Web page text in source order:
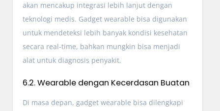
akan mencakup integrasi lebih lanjut dengan
teknologi medis. Gadget wearable bisa digunakan
untuk mendeteksi lebih banyak kondisi kesehatan
secara real-time, bahkan mungkin bisa menjadi
alat untuk diagnosis penyakit.
6.2. Wearable dengan Kecerdasan Buatan
Di masa depan, gadget wearable bisa dilengkapi